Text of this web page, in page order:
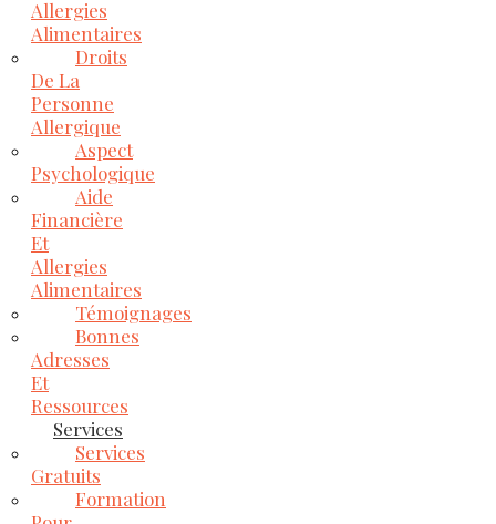
Allergies
Alimentaires
Droits
De La
Personne
Allergique
Aspect
Psychologique
Aide
Financière
Et
Allergies
Alimentaires
Témoignages
Bonnes
Adresses
Et
Ressources
Services
Services
Gratuits
Formation